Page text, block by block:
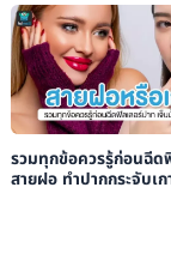
รวมทุกข้อควรรู้ก่อนฉีด
สายฝอ ทำปากกระจับเก